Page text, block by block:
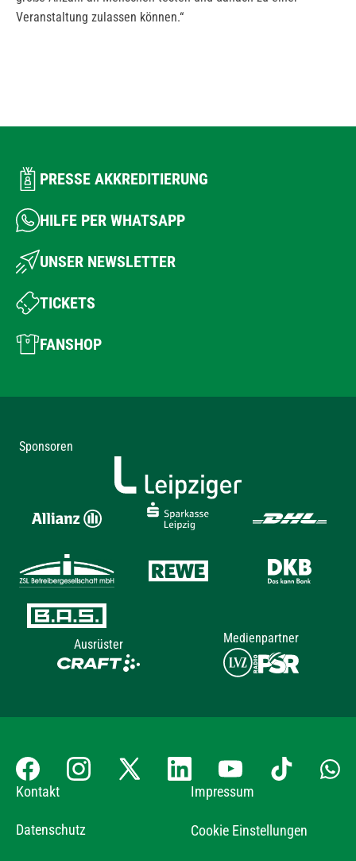
Veranstaltung zulassen können.“
PRESSE AKKREDITIERUNG
HILFE PER WHATSAPP
UNSER NEWSLETTER
TICKETS
FANSHOP
Sponsoren
Ausrüster Medienpartner
Kontakt Impressum
Datenschutz Cookie Einstellungen